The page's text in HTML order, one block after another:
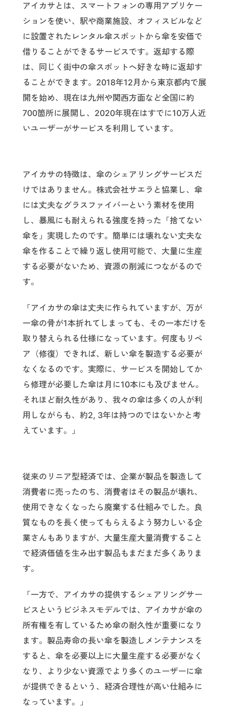
アイカサとは、スマートフォンの専用アプリケー
ションを使い、駅や商業施設、オフィスビルなど
に設置されたレンタル傘スポットから傘を安価で
借りることができるサービスです。返却する際
は、同じく街中の傘スポットへ好きな時に返却す
ることができます。2018年12月から東京都内で展
開を始め、現在は九州や関西方面など全国に約
700箇所に展開し、2020年現在はすでに10万人近
いユーザーがサービスを利用しています。
アイカサの特徴は、傘のシェアリングサービスだ
けではありません。株式会社サエラと協業し、傘
には丈夫なグラスファイバーという素材を使用
し、暴風にも耐えられる強度を持った「捨てない
傘を」実現したのです。簡単には壊れない丈夫な
傘を作ることで繰り返し使用可能で、大量に生産
する必要がないため、資源の削減につながるので
す。
「アイカサの傘は丈夫に作られていますが、万が
一傘の骨が1本折れてしまっても、その一本だけを
取り替えられる仕様になっています。何度もリペ
ア（修復）できれば、新しい傘を製造する必要が
なくなるのです。実際に、サービスを開始してか
ら修理が必要した傘は月に10本にも及びません。
それほど耐久性があり、我々の傘は多くの人が利
用しながらも、約2, 3年は持つのではないかと考
えています。」
従来のリニア型経済では、企業が製品を製造して
消費者に売ったのち、消費者はその製品が壊れ、
使用できなくなったら廃棄する仕組みでした。良
質なものを長く使ってもらえるよう努力しいる企
業さんもありますが、大量生産大量消費すること
で経済価値を生み出す製品もまだまだ多くありま
す。
「一方で、アイカサの提供するシェアリングサー
ビスというビジネスモデルでは、アイカサが傘の
所有権を有しているため傘の耐久性が重要になり
ます。製品寿命の長い傘を製造しメンテナンスを
すると、傘を必要以上に大量生産する必要がなく
なり、より少ない資源でより多くのユーザーに傘
が提供できるという、経済合理性が高い仕組みに
なっています。」